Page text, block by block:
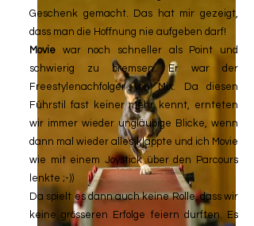
Geschenk gemacht. Das hat mir gezeigt,
dass man die Hoffnung nie aufgeben darf!
Movie war noch schneller als Point und
schwierig zu bremsen. Er war der
Freestylenachfolger von Mix. Da diesen
Führstil fast keiner mehr kennt, ernteten
wir immer wieder ungläubige Blicke, wenn
dann mal wieder alles klappte und ich Movie
wie mit einem Joystick über den Parcours
lenkte ;-))
Da spielt es dann auch keine Rolle, dass wir
keine grösseren Erfolge feiern durften. Es